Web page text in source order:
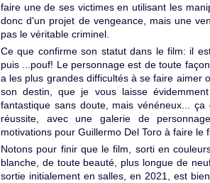
faire une de ses victimes en utilisant les
donc d'un projet de vengeance, mais une
pas le véritable criminel.
Ce que confirme son statut dans le film: il
puis ...pouf! Le personnage est de toute
a les plus grandes difficultés à se faire aimer
son destin, que je vous laisse
fantastique sans doute, mais vénéneux...
réussite, avec une galerie de
motivations pour Guillermo Del Toro à faire le
Notons pour finir que le film, sorti en
blanche, de toute beauté, plus longue de
sortie initialement en salles, en 2021, est